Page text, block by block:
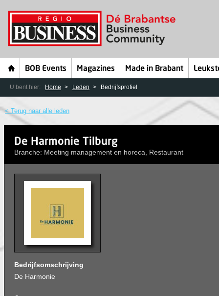
BOB Events Magazines Made in Brabant
U bent hier: Home Leden Bedrijfsprofiel
< Terug naar alle leden
De Harmonie Tilburg
Branche: Meeting management en horeca, Restaurant
Bedrijfsomschrijving
De Harmonie